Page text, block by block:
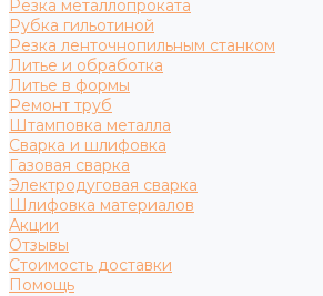
Резка металлопроката
Рубка гильотиной
Резка ленточнопильным станком
Литье и обработка
Литье в формы
Ремонт труб
Штамповка металла
Сварка и шлифовка
Газовая сварка
Электродуговая сварка
Шлифовка материалов
Акции
Отзывы
Стоимость доставки
Помощь